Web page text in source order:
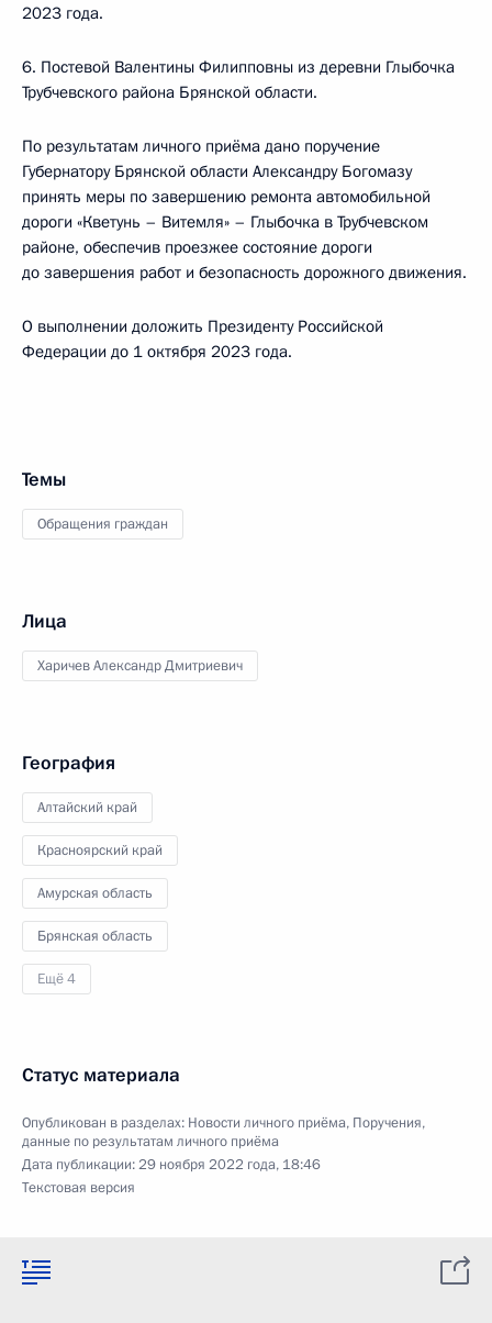
2023 года.
6. Постевой Валентины Филипповны из деревни Глыбочка
Трубчевского района Брянской области.
По результатам личного приёма дано поручение
Губернатору Брянской области Александру Богомазу
принять меры по завершению ремонта автомобильной
дороги «Кветунь – Витемля» – Глыбочка в Трубчевском
районе, обеспечив проезжее состояние дороги
до завершения работ и безопасность дорожного движения.
О выполнении доложить Президенту Российской
Федерации до 1 октября 2023 года.
Темы
Обращения граждан
Лица
Харичев Александр Дмитриевич
География
Алтайский край
Красноярский край
Амурская область
Брянская область
Ещё 4
Статус материала
Опубликован в разделах: Новости личного приёма, Поручения,
данные по результатам личного приёма
Дата публикации:29 ноября 2022 года, 18:46
Текстовая версия